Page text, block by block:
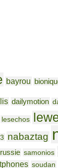
bayrou
dailymotion
lesechos
nabaztag
russie samonios
soudan